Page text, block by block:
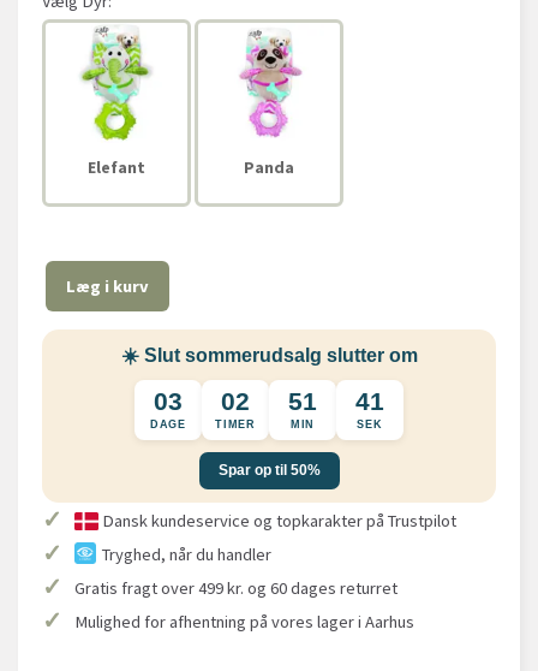
Elefant Panda
Læg i kurv
☀️ Slut sommerudsalg slutter om
03
DAGE
02
TIMER
51
MIN
41
SEK
Spar op til 50%
✓ Dansk kundeservice og topkarakter på Trustpilot
✓ Tryghed, når du handler
✓ Gratis fragt over 499 kr. og 60 dages returret
✓ Mulighed for afhentning på vores lager i Aarhus